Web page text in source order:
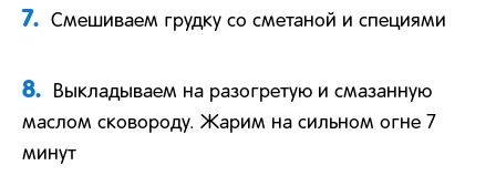
7. Смешиваем грудку со сметаной и специями
8.
Выкладываем на разогретую и смазанную
маслом сковороду. Жарим на сильном огне 7
минут